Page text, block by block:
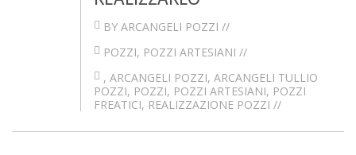
BY ARCANGELI POZZI //
POZZI, POZZI ARTESIANI //
, ARCANGELI POZZI, ARCANGELI TULLIO
POZZI, POZZI, POZZI ARTESIANI, POZZI
FREATICI, REALIZZAZIONE POZZI //